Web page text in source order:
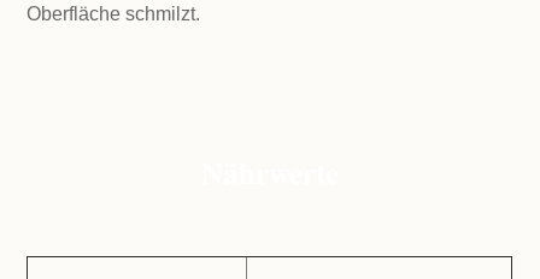
Oberfläche schmilzt.